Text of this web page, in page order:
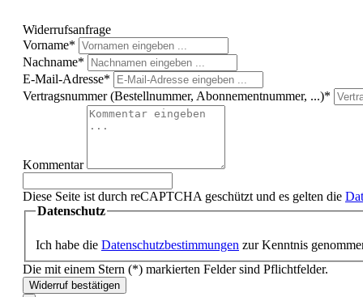
Widerrufsanfrage
Vorname*
Nachname*
E-Mail-Adresse*
Vertragsnummer (Bestellnummer, Abonnementnummer, ...)*
Kommentar
Diese Seite ist durch reCAPTCHA geschützt und es gelten die
Datenschutz
Ich habe die Datenschutzbestimmungen zur Kenntnis
Die mit einem Stern (*) markierten Felder sind Pflichtfelder.
Widerruf bestätigen